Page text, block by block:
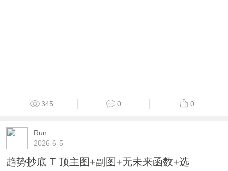
345 0 0
Run
2026-6-5
趋势抄底 T 顶主图+副图+无未来函数+选